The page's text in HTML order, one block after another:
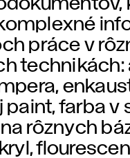
práce v
technikách:
paint, farba v
rôznych